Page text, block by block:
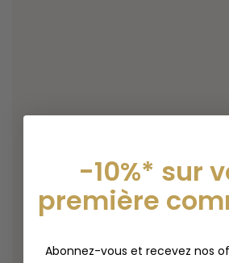
-10%* sur
première
Abonnez-vous et recevez nos